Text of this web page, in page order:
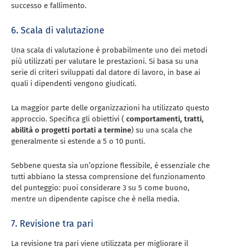
successo e fallimento.
6. Scala di valutazione
Una scala di valutazione è probabilmente uno dei metodi
più utilizzati per valutare le prestazioni. Si basa su una
serie di criteri sviluppati dal datore di lavoro, in base ai
quali i dipendenti vengono giudicati.
La maggior parte delle organizzazioni ha utilizzato questo
approccio. Specifica gli obiettivi (comportamenti, tratti,
abilità o progetti portati a termine) su una scala che
generalmente si estende a 5 o 10 punti.
Sebbene questa sia un’opzione flessibile, è essenziale che
tutti abbiano la stessa comprensione del funzionamento
del punteggio: puoi considerare 3 su 5 come buono,
mentre un dipendente capisce che è nella media.
7. Revisione tra pari
La revisione tra pari viene utilizzata per migliorare il